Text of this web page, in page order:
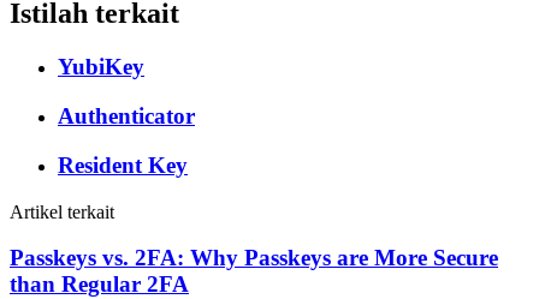
Istilah terkait
YubiKey
Authenticator
Resident Key
Artikel terkait
Passkeys vs. 2FA: Why Passkeys are More Secure
than Regular 2FA